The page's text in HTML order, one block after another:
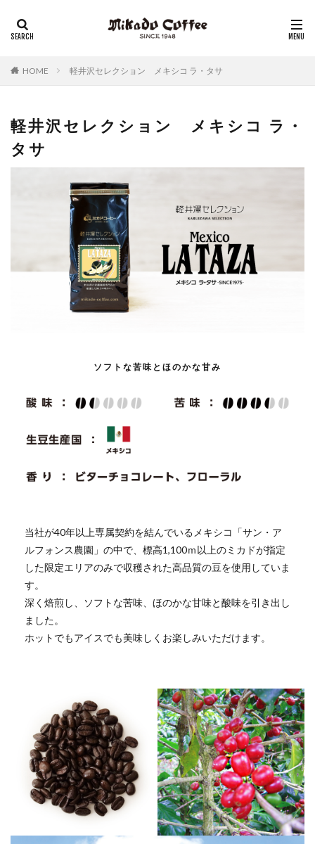
HOME 軽井沢セレクション メキシコ ラ・タサ
軽井沢セレクション メキシコ ラ・
タサ
ソフトな苦味とほのかな甘み
当社が40年以上専属契約を結んでいるメキシコ「サン・ア
ルフォンス農園」の中で、標高1,100ｍ以上のミカドが指定
した限定エリアのみで収穫された高品質の豆を使用していま
す。
深く焙煎し、ソフトな苦味、ほのかな甘味と酸味を引き出し
ました。
ホットでもアイスでも美味しくお楽しみいただけます。
リキッドコーヒー アイスコーヒー
チーズケーキ